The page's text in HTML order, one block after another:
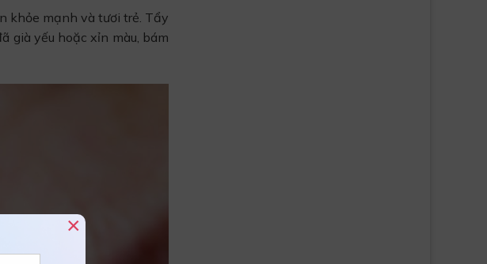
khỏe mạnh và tươi trẻ. Tẩy
già yếu hoặc xỉn màu, bám
×